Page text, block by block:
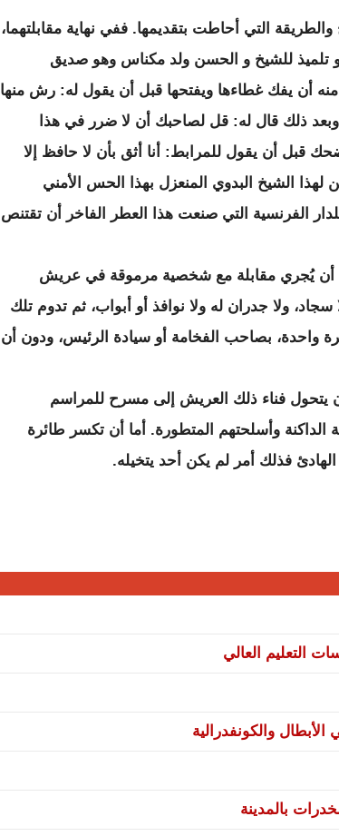
التي أحاطت بتقديمها. ففي نهاية مقابلتهما،
تلميذ للشيخ و الحسن ولد مكناس وهو صديق
أن يفك غطاءها ويفتحها قبل أن يقول له: رش منها
ذلك قال له: قل لصاحبك أن لا ضرر في هذا
قبل أن يقول للمرابط: أنا أثق بأن لا حافظ إلا
الشيخ البدوي المنعزل بهذا الحس الأمني
الفرنسية التي صنعت هذا العطر الفاخر أن تقتنص
أن يُجري مقابلة مع شخصية مرموقة في عريش
ولا جدران له ولا نوافذ أو أبواب، ثم تدوم تلك
واحدة، بصاحب الفخامة أو سيادة الرئيس، ودون أن
يتحول فناء ذلك العريش إلى مسرح للمراسم
الداكنة وأسلحتهم المتطورة. أما أن تكسر طائرة
فذلك أمر لم يكن أحد يتخيله.
التعليم العالي
والكونفدرالية
بالمدينة